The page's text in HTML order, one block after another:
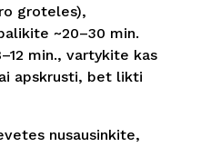
groteles),
~20–30 min.
min., vartykite kas
apskrusti, bet likti
nusausinkite,